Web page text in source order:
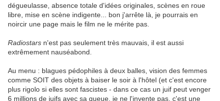
dégueulasse, absence totale d'idées originales, scènes en roue
libre, mise en scène indigente... bon j'arrête là, je pourrais en
noircir une page mais le film ne le mérite pas.
Radiostars n'est pas seulement très mauvais, il est aussi
extrêmement nauséabond.
Au menu : blagues pédophiles à deux balles, vision des femmes
comme SOIT des objets à baiser le soir à l'hôtel (et c'est encore
plus rigolo si elles sont fascistes - dans ce cas un juif peut venger
6 millions de juifs avec sa queue, je ne l'invente pas, c'est une